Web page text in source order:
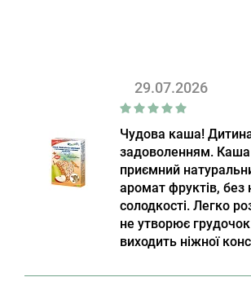
29.07.2026
Чудова каша! Дитина
задоволенням.
приємний
аромат фруктів, без
солодкості. Легко
не утворює грудочок
виходить ніжної